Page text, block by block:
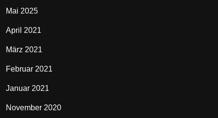
Mai 2025
April 2021
März 2021
Februar 2021
Januar 2021
November 2020